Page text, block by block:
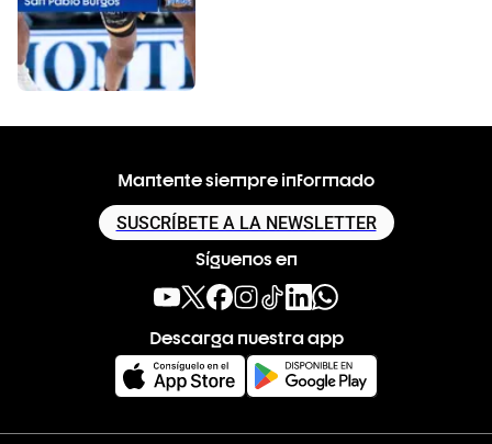
Mantente siempre informado
SUSCRÍBETE A LA NEWSLETTER
Síguenos en
Descarga nuestra app